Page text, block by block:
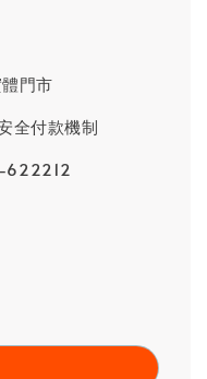
門市
全付款機制
622212